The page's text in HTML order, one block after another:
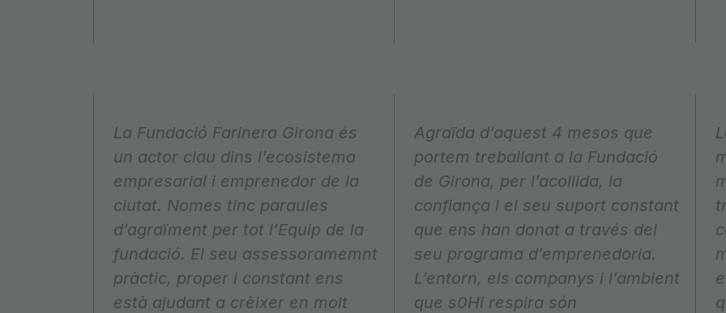
La Fundació Farinera Girona és
un actor clau dins l’ecosistema
empresarial i emprenedor de la
ciutat. Nomes tinc paraules
d’agraïment per tot l’Equip de la
fundació. El seu assessoramemnt
pràctic, proper i constant ens
està ajudant a crèixer en molt
Agraïda d’aquest 4 mesos que
portem treballant a la Fundació
de Girona, per l’acollida, la
confiança i el seu suport constant
que ens han donat a través del
seu programa d’emprenedoria.
L’entorn, els companys i l’ambient
que s0Hi respira són